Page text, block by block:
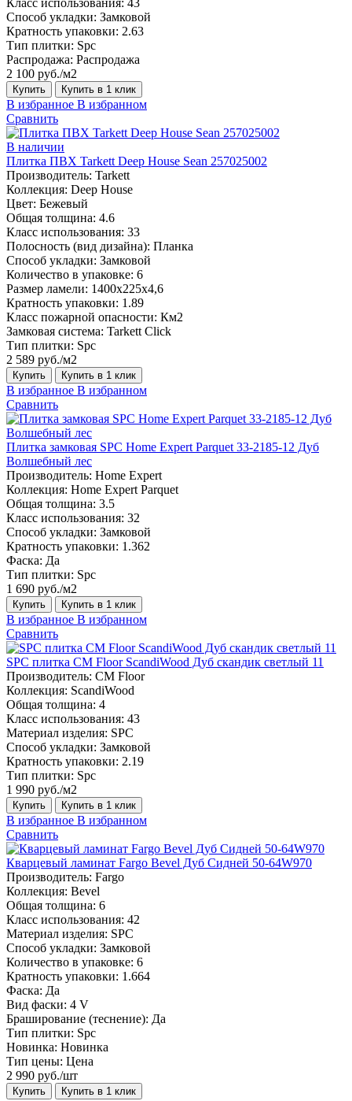
Способ укладки: Замковой
Кратность упаковки: 2.63
Тип плитки: Spc
Распродажа: Распродажа
2 100 руб./м2
Купить Купить в 1 клик
В избранное В избранном
Сравнить
В наличии
Плитка ПВХ Tarkett Deep House Sean 257025002
Производитель: Tarkett
Коллекция: Deep House
Цвет: Бежевый
Общая толщина: 4.6
Класс использования: 33
Полосность (вид дизайна): Планка
Способ укладки: Замковой
Количество в упаковке: 6
Размер ламели: 1400х225х4,6
Кратность упаковки: 1.89
Класс пожарной опасности: Км2
Замковая система: Tarkett Click
Тип плитки: Spc
2 589 руб./м2
Купить Купить в 1 клик
В избранное В избранном
Сравнить
Плитка замковая SPC Home Expert Parquet 33-2185-12 Дуб
Волшебный лес
Производитель: Home Expert
Коллекция: Home Expert Parquet
Общая толщина: 3.5
Класс использования: 32
Способ укладки: Замковой
Кратность упаковки: 1.362
Фаска: Да
Тип плитки: Spc
1 690 руб./м2
Купить Купить в 1 клик
В избранное В избранном
Сравнить
SPC плитка CM Floor ScandiWood Дуб скандик светлый 11
Производитель: CM Floor
Коллекция: ScandiWood
Общая толщина: 4
Класс использования: 43
Материал изделия: SPC
Способ укладки: Замковой
Кратность упаковки: 2.19
Тип плитки: Spc
1 990 руб./м2
Купить Купить в 1 клик
В избранное В избранном
Сравнить
Кварцевый ламинат Fargo Bevel Дуб Сидней 50-64W970
Производитель: Fargo
Коллекция: Bevel
Общая толщина: 6
Класс использования: 42
Материал изделия: SPC
Способ укладки: Замковой
Количество в упаковке: 6
Кратность упаковки: 1.664
Фаска: Да
Вид фаски: 4 V
Браширование (теснение): Да
Тип плитки: Spc
Новинка: Новинка
Тип цены: Цена
2 990 руб./шт
Купить Купить в 1 клик